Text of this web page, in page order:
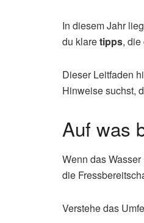
In diesem Jahr
du klaretipps,
Dieser Leitfaden
Hinweise suchst,
Auf was
Wenn das
die
Verstehe das